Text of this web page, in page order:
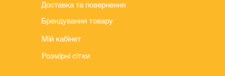
Доставка та повернення
Брендування товару
Мій кабінет
Розмірні сітки